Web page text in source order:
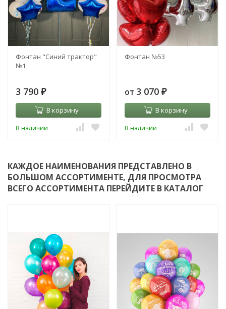
Фонтан "Синий трактор"
№1
3 790 ₽
В корзину
В наличии
Фонтан №53
от 3 070 ₽
В корзину
В наличии
КАЖДОЕ НАИМЕНОВАНИЯ ПРЕДСТАВЛЕНО В
БОЛЬШОМ АССОРТИМЕНТЕ, ДЛЯ ПРОСМОТРА
ВСЕГО АССОРТИМЕНТА ПЕРЕЙДИТЕ В КАТАЛОГ